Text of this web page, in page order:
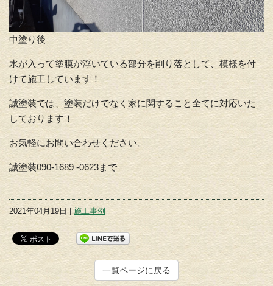
中塗り後
水が入って塗膜が浮いている部分を削り落として、模様を付
けて施工しています！
誠塗装では、塗装だけでなく家に関すること全てに対応いた
しております！
お気軽にお問い合わせください。
誠塗装090-1689 -0623まで
2021年04月19日 |施工事例
一覧ページに戻る